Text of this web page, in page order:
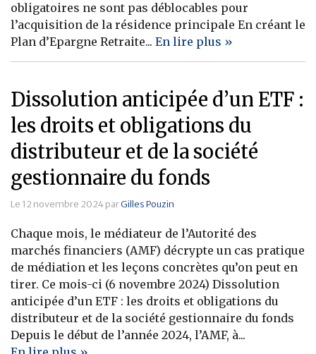
obligatoires ne sont pas déblocables pour
l’acquisition de la résidence principale En créant le
Plan d’Epargne Retraite... En lire plus »
Dissolution anticipée d’un ETF :
les droits et obligations du
distributeur et de la société
gestionnaire du fonds
Le 12 novembre 2024 parGilles Pouzin
Chaque mois, le médiateur de l’Autorité des
marchés financiers (AMF) décrypte un cas pratique
de médiation et les leçons concrètes qu’on peut en
tirer. Ce mois-ci (6 novembre 2024) Dissolution
anticipée d’un ETF : les droits et obligations du
distributeur et de la société gestionnaire du fonds
Depuis le début de l’année 2024, l’AMF, à...